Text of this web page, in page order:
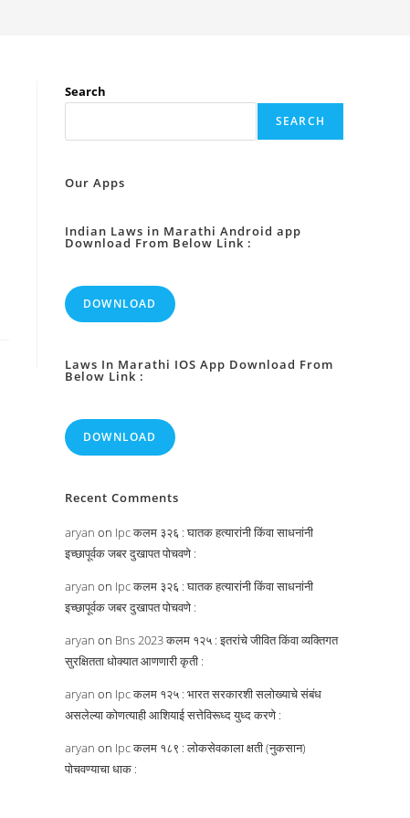
Search
SEARCH
Our Apps
Indian Laws in Marathi Android app
Download From Below Link :
DOWNLOAD
Laws In Marathi IOS App Download From
Below Link :
DOWNLOAD
Recent Comments
aryan on Ipc कलम ३२६ : घातक हत्यारांनी किंवा साधनांनी
इच्छापूर्वक जबर दुखापत पोचवणे :
aryan on Ipc कलम ३२६ : घातक हत्यारांनी किंवा साधनांनी
इच्छापूर्वक जबर दुखापत पोचवणे :
aryan on Bns 2023 कलम १२५ : इतरांचे जीवित किंवा व्यक्तिगत
सुरक्षितता धोक्यात आणणारी कृती :
aryan on Ipc कलम १२५ : भारत सरकारशी सलोख्याचे संबंध
असलेल्या कोणत्याही आशियाई सत्तेविरूध्द युध्द करणे :
aryan on Ipc कलम १८९ : लोकसेवकाला क्षती (नुकसान)
पोचवण्याचा धाक :